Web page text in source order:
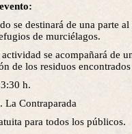
se destinará de una parte
de murciélagos.
se acompañará de
de los residuos
h.
La Contraparada
para todos los públicos.